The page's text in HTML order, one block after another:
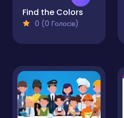
Find the Colors
0 (0 Голосів)